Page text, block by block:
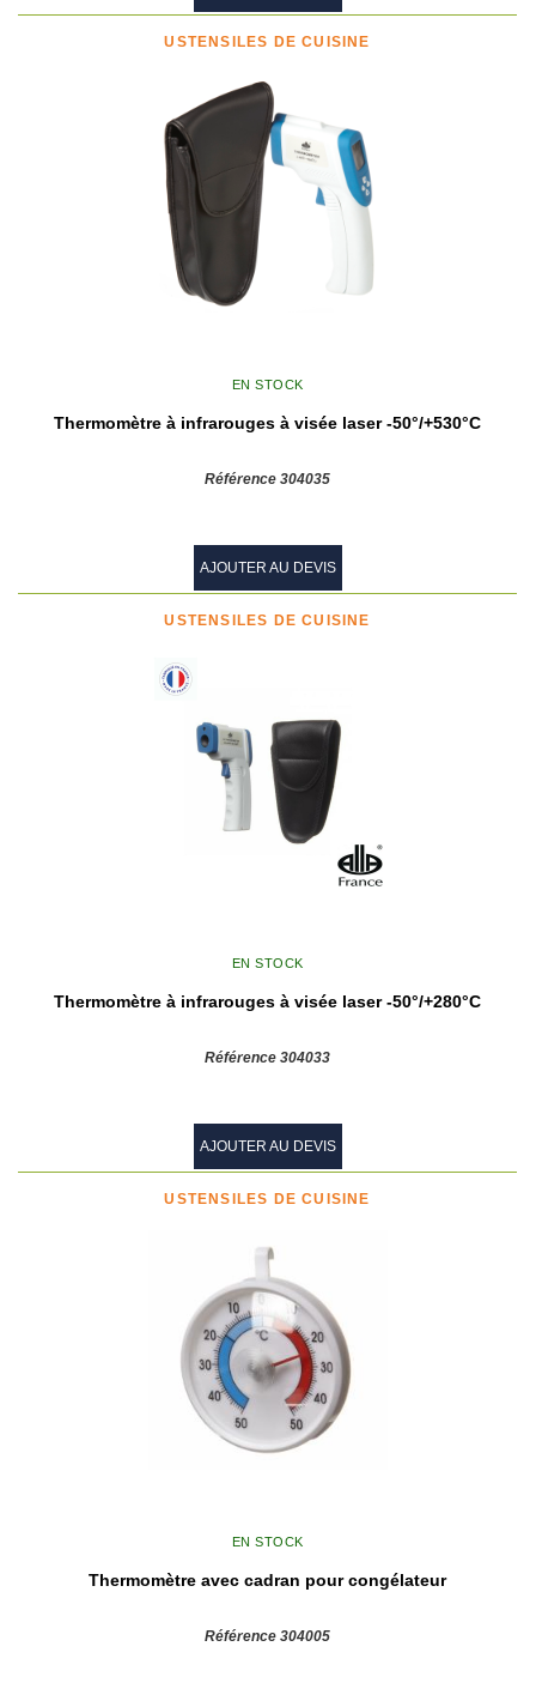
USTENSILES DE CUISINE
EN STOCK
Thermomètre à infrarouges à visée laser -50°/+530°C
Référence 304035
AJOUTER AU DEVIS
USTENSILES DE CUISINE
EN STOCK
Thermomètre à infrarouges à visée laser -50°/+280°C
Référence 304033
AJOUTER AU DEVIS
USTENSILES DE CUISINE
EN STOCK
Thermomètre avec cadran pour congélateur
Référence 304005